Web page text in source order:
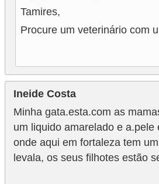
Tamires,
Procure um veterinário com
Ineide Costa
Minha gata.esta.com as
um liquido amarelado e a.pele
onde aqui em fortaleza tem
levala, os seus filhotes estão